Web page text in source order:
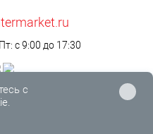
с 9:00 до 17:30
с